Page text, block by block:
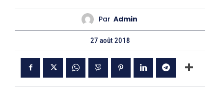
Par Admin
27 août 2018